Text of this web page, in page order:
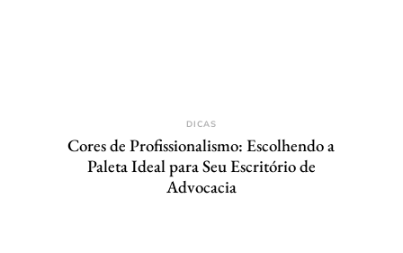
DICAS
Cores de Profissionalismo: Escolhendo a
Paleta Ideal para Seu Escritório de
Advocacia